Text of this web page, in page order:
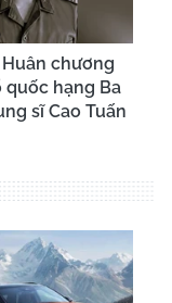
chương
quốc hạng Ba
sĩ Cao Tuấn